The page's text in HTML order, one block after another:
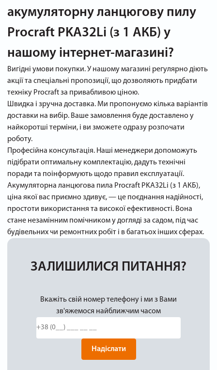
акумуляторну ланцюгову пилу
Procraft PKA32Li (з 1 АКБ) у
нашому інтернет-магазині?
Вигідні умови покупки. У нашому магазині регулярно діють
акції та спеціальні пропозиції, що дозволяють придбати
техніку Procraft за привабливою ціною.
Швидка і зручна доставка. Ми пропонуємо кілька варіантів
доставки на вибір. Ваше замовлення буде доставлено у
найкоротші терміни, і ви зможете одразу розпочати
роботу.
Професійна консультація. Наші менеджери допоможуть
підібрати оптимальну комплектацію, дадуть технічні
поради та поінформують щодо правил експлуатації.
Акумуляторна ланцюгова пила Procraft PKA32Li (з 1 АКБ),
ціна якої вас приємно здивує, — це поєднання надійності,
простоти використання та високої ефективності. Вона
стане незамінним помічником у догляді за садом, під час
будівельних чи ремонтних робіт і в багатьох інших сферах.
ЗАЛИШИЛИСЯ ПИТАННЯ?
Вкажіть свій номер телефону і ми з Вами
зв'яжемося найближчим часом
Надіслати